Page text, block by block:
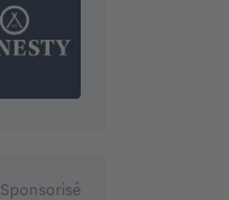
Sponsorisé